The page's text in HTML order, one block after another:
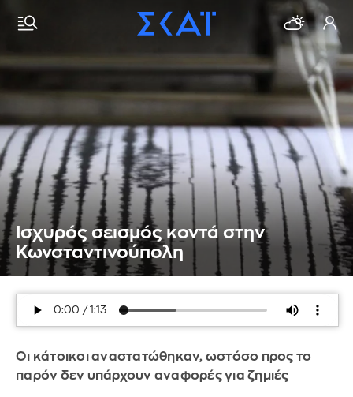
Ισχυρός σεισμός κοντά στην
Κωνσταντινούπολη
Οι κάτοικοι αναστατώθηκαν, ωστόσο προς το
παρόν δεν υπάρχουν αναφορές για ζημιές